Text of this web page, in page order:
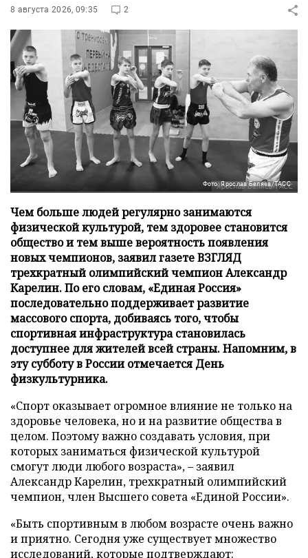
8 августа 2026, 09:35 2
Фото: Ярослав Беляев/ТАСС
Чем больше людей регулярно занимаются
физической культурой, тем здоровее становится
общество и тем выше вероятность появления
новых чемпионов, заявил газете ВЗГЛЯД
трехкратный олимпийский чемпион Александр
Карелин. По его словам, «Единая Россия»
последовательно поддерживает развитие
массового спорта, добиваясь того, чтобы
спортивная инфраструктура становилась
доступнее для жителей всей страны. Напомним, в
эту субботу в России отмечается День
физкультурника.
«Спорт оказывает огромное влияние не только на
здоровье человека, но и на развитие общества в
целом. Поэтому важно создавать условия, при
которых заниматься физической культурой
смогут люди любого возраста», – заявил
Александр Карелин, трехкратный олимпийский
чемпион, член Высшего совета «Единой России».
«Быть спортивным в любом возрасте очень важно
и приятно. Сегодня уже существует множество
исследований, которые подтверждают: